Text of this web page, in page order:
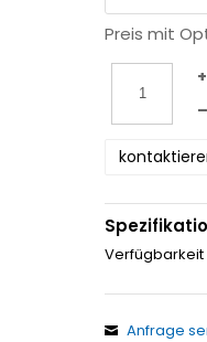
Preis mit
+
–
Verfügbarkeit
Anfrage